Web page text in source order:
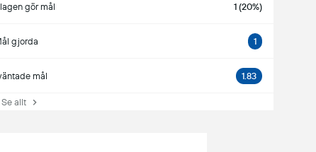
gör mål 1 (20%)
gjorda 1
mål 1.83
allt